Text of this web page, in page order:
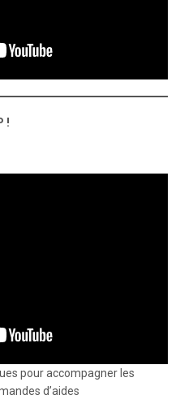
!
pour accompagner les
d’aides